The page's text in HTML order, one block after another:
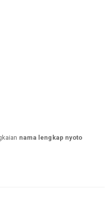
nama lengkap nyoto